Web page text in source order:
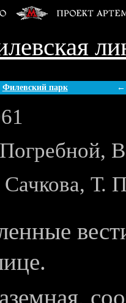
Филевский парк ←
Т.